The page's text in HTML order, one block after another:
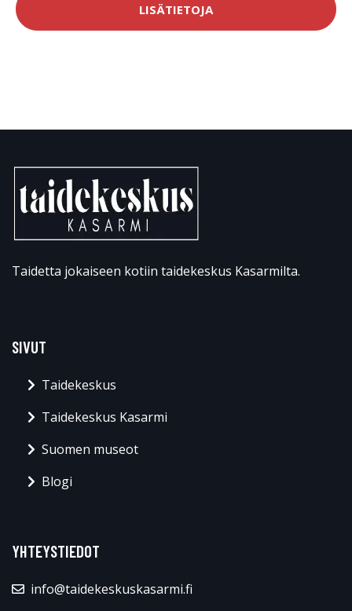
LISÄTIETOJA
Taidetta jokaiseen kotiin taidekeskus Kasarmilta.
SIVUT
Taidekeskus
Taidekeskus Kasarmi
Suomen museot
Blogi
YHTEYSTIEDOT
info@taidekeskuskasarmi.fi